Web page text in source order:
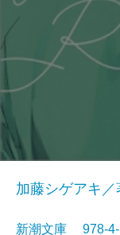
加藤シゲアキ／
新潮文庫 978-